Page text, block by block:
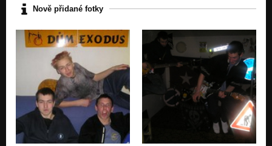
Nově přidané fotky